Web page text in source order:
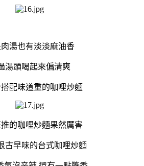
湯也有淡淡麻油香
湯頭喝起來偏清爽
配味道重的咖哩炒麵
的咖哩炒麵果然厲害
古早味的台式咖哩炒麵